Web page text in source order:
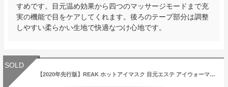
すめです。目元温め効果から四つのマッサージモードまで充
実の機能で目をケアしてくれます。後ろのテープ部分は調整
しやすい柔らかい生地で快適なつけ心地です。
SOLD
【2020年先行版】REAK ホットアイマスク 目元エステ アイウォーマー 最新グラフェン加熱技術 温度調節 空気圧調節 音量調節 和風 木